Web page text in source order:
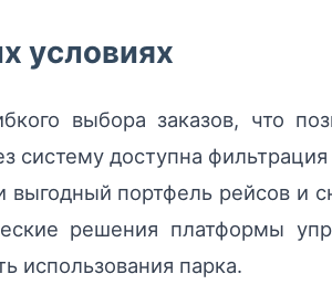
условиях
выбора заказов, что
систему доступна фильтрация
выгодный портфель рейсов и
решения платформы
использования парка.